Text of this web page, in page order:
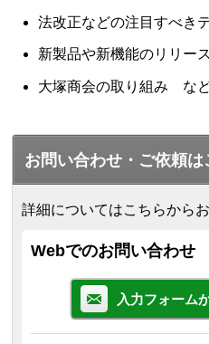
法改正などの注目すべき
新製品や新機能のリリー
大塚商会の取り組み な
お問い合わせ・ご依頼は
詳細についてはこちらから
Webでのお問い合わせ
入力フォーム